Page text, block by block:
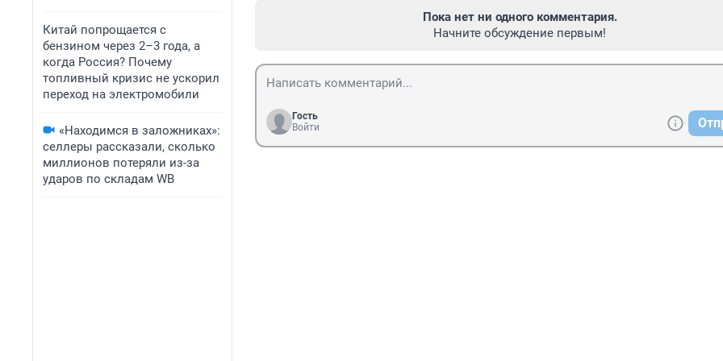
Китай попрощается с
бензином через 2–3 года, а
когда Россия? Почему
топливный кризис не ускорил
переход на электромобили
«Находимся в заложниках»:
селлеры рассказали, сколько
миллионов потеряли из-за
ударов по складам WB
Пока нет ни одного комментария.
Начните обсуждение первым!
Гость
Войти